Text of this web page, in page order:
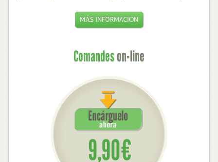
MÁS INFORMACIÓN
Comandeson-line